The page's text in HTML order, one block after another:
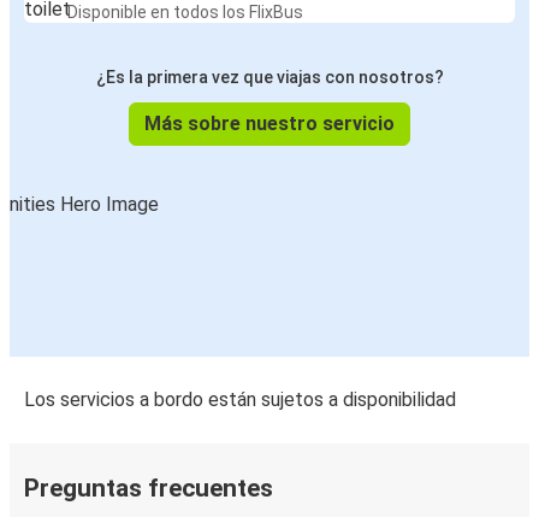
Disponible en todos los FlixBus
¿Es la primera vez que viajas con nosotros?
Más sobre nuestro servicio
Los servicios a bordo están sujetos a disponibilidad
Preguntas frecuentes